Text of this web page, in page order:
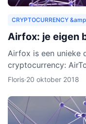
CRYPTOCURRENCY
Airfox: je eigen
Airfox is een unieke
cryptocurrency:
aan elkaar uitlenen,
Floris·20 oktober 2018